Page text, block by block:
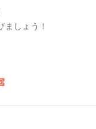
しょう！